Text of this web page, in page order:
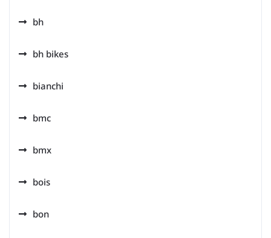
bh
bh bikes
bianchi
bmc
bmx
bois
bon